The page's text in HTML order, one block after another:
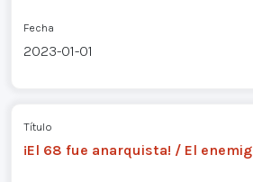
Fecha
2023-01-01
Título
¡El 68 fue anarquista! / El